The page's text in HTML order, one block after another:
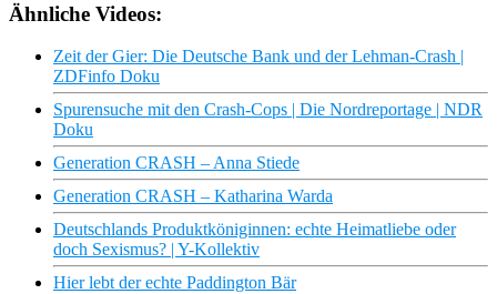
Ähnliche Videos:
Zeit der Gier: Die Deutsche Bank und der Lehman-Crash |
ZDFinfo Doku
Spurensuche mit den Crash-Cops | Die Nordreportage | NDR
Doku
Generation CRASH – Anna Stiede
Generation CRASH – Katharina Warda
Deutschlands Produktköniginnen: echte Heimatliebe oder
doch Sexismus? | Y-Kollektiv
Hier lebt der echte Paddington Bär